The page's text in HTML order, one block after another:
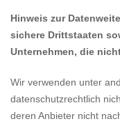
Hinweis zur
sichere Drittstaaten
Unternehmen, die
Wir verwenden unter
datenschutzrechtlich
deren Anbieter nicht